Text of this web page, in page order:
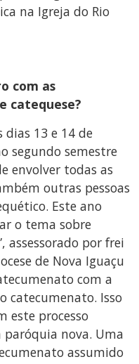
na Igreja do Rio
com as
catequese?
dias 13 e 14 de
segundo semestre
envolver todas as
outras pessoas
Este ano
o tema sobre
assessorado por frei
de Nova Iguaçu
com a
catecumenato. Isso
este processo
nova. Uma
assumido